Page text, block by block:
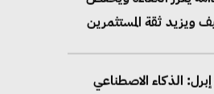
ويزيد ثقة المستثمرين
الذكاء الاصطناعي